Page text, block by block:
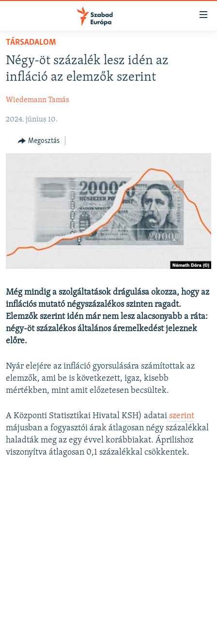
Akadálymentes
Ugrás
fő
oldalra
Ugrás
AKTUÁLIS
VIDEÓK
ELEMZŐ
NER15
DEMOKRÁCIA
A PÉNZ NYOMÁBAN
VILÁG
KÖVESSEN MINKET!
TÁRSADALOM
Négy-öt százalék lesz idén az
infláció az elemzők szerint
Wiedemann Tamás
2024. június 10.
Megosztás
Még mindig a szolgáltatások drágulása okozza, hogy az
inflációs mutató négyszázalékos szinten ragadt.
Elemzők szerint idén már nem lesz alacsonyabb a ráta:
négy-öt százalékos általános áremelkedést jeleznek
előre.
Nyár elejére az infláció gyorsulására számítottak az
elemzők, ami be is következett, igaz, kisebb
mértékben, mint amit előzetesen becsültek.
A Központi Statisztikai Hivatal KSH) adatai szerint
májusban a fogyasztói árak átlagosan négy százalékkal
haladták meg az egy évvel korábbiakat. Áprilishoz
viszonyítva átlagosan 0,1 százalékkal csökkentek.